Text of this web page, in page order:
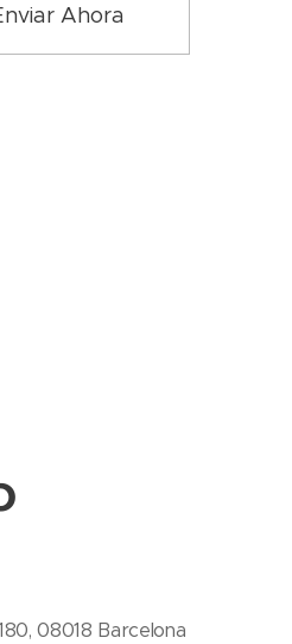
Ahora
08018 Barcelona